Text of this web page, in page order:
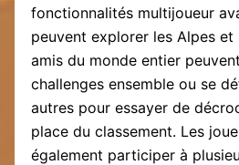
fonctionnalités multijoueur
peuvent explorer les Alpes et
amis du monde entier
challenges ensemble ou se
autres pour essayer de
place du classement. Les
également participer à